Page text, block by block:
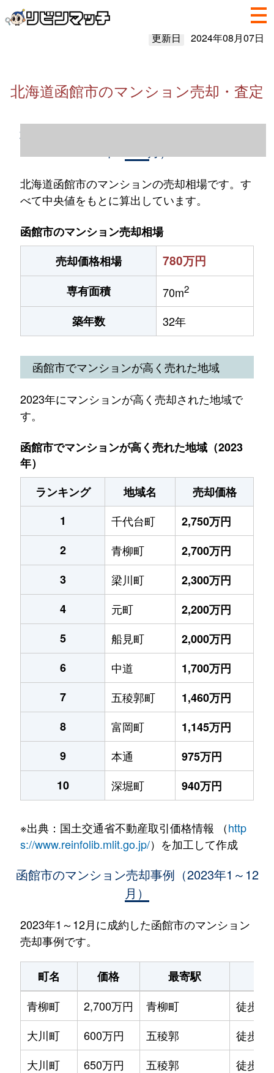
更新日 2024年08月07日
北海道函館市のマンション売却・査定
北海道函館市のマンション売却情報（2023
北海道函館市のマンションの売却相場です。す
べて中央値をもとに算出しています。
函館市のマンション売却相場
売却価格相場
780万円
専有面積 70m2
築年数 32年
函館市でマンションが高く売れた地域
2023年にマンションが高く売却された地域で
す。
函館市でマンションが高く売れた地域（2023
年）
ランキング
地域名
売却価格
1
千代台町
2,750万円
2
青柳町
2,700万円
3
梁川町
2,300万円
4
元町
2,200万円
5
船見町
2,000万円
6
中道
1,700万円
7
五稜郭町
1,460万円
8
富岡町
1,145万円
9
本通
975万円
10
深堀町 940万円
※出典：国土交通省不動産取引価格情報 （http
s://www.reinfolib.mlit.go.jp/）を加工して作成
函館市のマンション売却事例（2023年1～12
月）
2023年1～12月に成約した函館市のマンション
売却事例です。
町名 価格 最寄駅
青柳町
2,700万円 青柳町
徒歩0
大川町
600万円 五稜郭
徒歩14
大川町
650万円 五稜郭
徒歩13